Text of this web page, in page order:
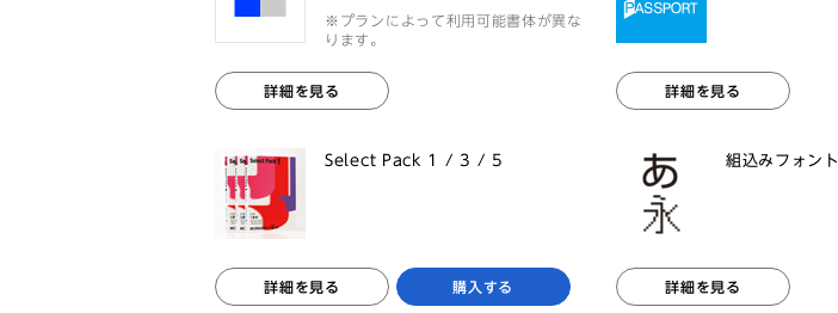
※プランによって利用可能書体が異な
ります。
詳細を見る 詳細を見る
Select Pack 1 / 3 / 5
詳細を見る 購入する
組込みフォント
詳細を見る